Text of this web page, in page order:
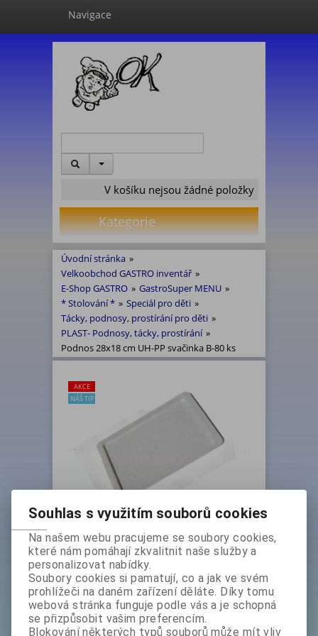
Navigace
V košíku nejsou žádné položky
Kategorie
Úvodní stránka »
Velkoobchod GASTRO inventář »
E-Shop GASTRO » GastroSuper MENU »
* Stolování * » Speciál pro děti »
Tácky, podnosy, prostírání pro děti »
PLAST- Podnosy, tácky, prostírání »
Podnos 28x18 cm UH-PP svačinka B-80 ks
AKCE
NÁŠ TIP
Podnos 28x18 cm UH-PP svačinka
B-80 ks
Základní cena bez DPH:
4 479 Kč
Základní cena s DPH:
5 419,60 Kč
Akční sleva 14 %
Souhlas s využitím souborů cookies
Na našem webu pracujeme se soubory cookies,
které nám pomáhají zkvalitnit naše služby a
personalizovat nabídky.
Soubory cookies si pamatují, co a jak ve svém
prohlížeči na daném zařízení děláte. Díky tomu
webová stránka funguje podle vás a je schopná
se přizpůsobit vašim preferencím.
Blokování některých typů souborů může mít vliv